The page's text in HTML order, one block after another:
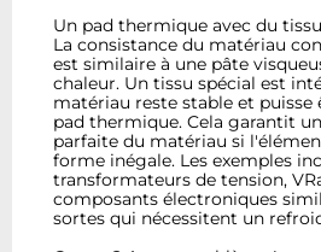
Un pad thermique avec du
La consistance du matériau
est similaire à une pâte
chaleur. Un tissu spécial est
matériau reste stable et
pad thermique. Cela garantit
parfaite du matériau si
forme inégale. Les exemples
transformateurs de tension,
composants électroniques
sortes qui nécessitent un